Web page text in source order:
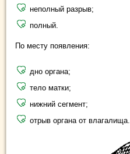
неполный разрыв;
полный.
По месту появления:
дно органа;
тело матки;
нижний сегмент;
отрыв органа от влагалища.